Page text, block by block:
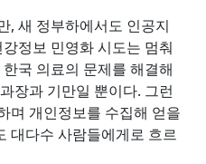
, 새 정부하에서도 인공지
정보 민영화 시도는 멈춰
국 의료의 문제를 해결해
장과 기만일 뿐이다. 그런
며 개인정보를 수집해 얻을
대다수 사람들에게로 흐르